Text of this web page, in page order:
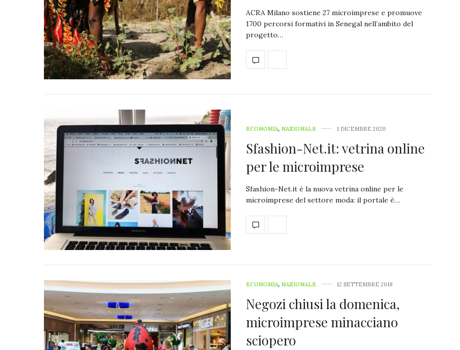
ACRA Milano sostiene 27 microimprese e promuove
1700 percorsi formativi in Senegal nell’ambito del
progetto…
ECONOMIA, NAZIONALE 1 DICEMBRE 2020
Sfashion-Net.it: vetrina online
per le microimprese
Sfashion-Net.it è la nuova vetrina online per le
microimprese del settore moda: il portale è…
ECONOMIA, NAZIONALE 12 SETTEMBRE 2018
Negozi chiusi la domenica,
microimprese minacciano
sciopero